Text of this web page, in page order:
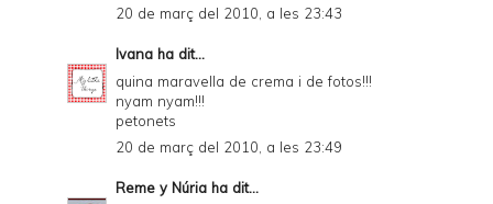
20 de març del 2010, a les 23:43
Ivana ha dit...
quina maravella de crema i de fotos!!!
nyam nyam!!!
petonets
20 de març del 2010, a les 23:49
Reme y Núria ha dit...